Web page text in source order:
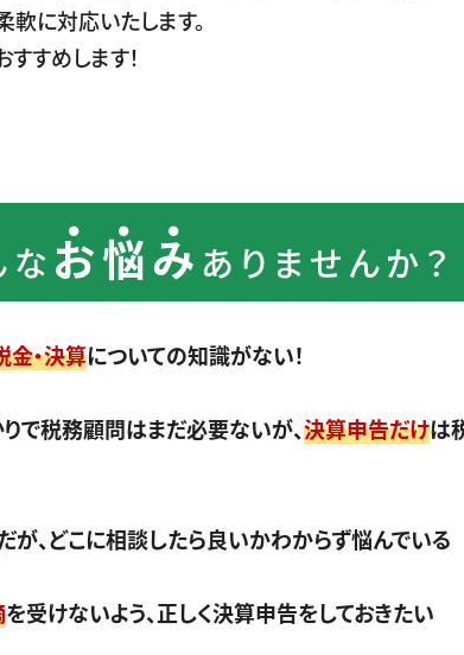
軟に対応いたします。
すめします！
なお悩み ありませんか？
金・決算についての知識がない！
で税務顧問はまだ必要ないが、決算申告だけは
が、どこに相談したら良いかわからず悩んでいる
を受けないよう、正しく決算申告をしておきたい